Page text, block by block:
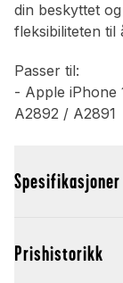
din beskyttet
fleksibiliteten til
Passer til:
- Apple
A2892 / A2891
Spesifikasjoner
Prishistorikk